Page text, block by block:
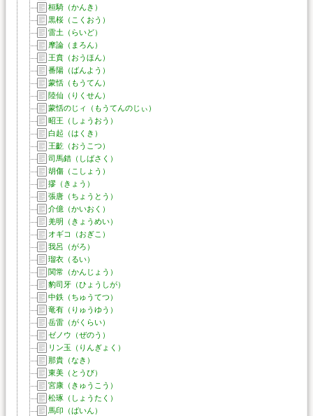
桓騎（かんき）
黒桜（こくおう）
雷土（らいど）
摩論（まろん）
王賁（おうほん）
番陽（ばんよう）
蒙恬（もうてん）
陸仙（りくせん）
蒙恬のじィ（もうてんのじぃ）
昭王（しょうおう）
白起（はくき）
王齕（おうこつ）
司馬錯（しばさく）
胡傷（こしょう）
摎（きょう）
張唐（ちょうとう）
介億（かいおく）
羌明（きょうめい）
オギコ（おぎこ）
我呂（がろ）
瑠衣（るい）
関常（かんじょう）
豹司牙（ひょうしが）
中鉄（ちゅうてつ）
竜有（りゅうゆう）
岳雷（がくらい）
ゼノウ（ぜのう）
リン玉（りんぎょく）
那貴（なき）
東美（とうび）
宮康（きゅうこう）
松琢（しょうたく）
馬印（ばいん）